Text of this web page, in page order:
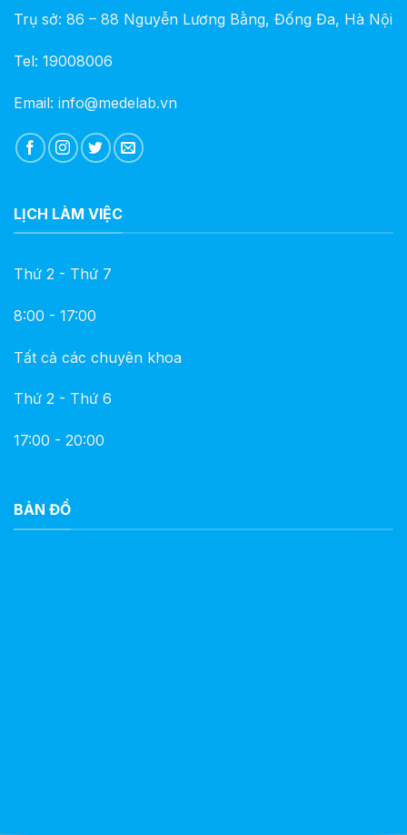
Trụ sở: 86 – 88 Nguyễn Lương Bằng, Đống Đa, Hà Nội
Tel: 19008006
Email: info@medelab.vn
LỊCH LÀM VIỆC
Thứ 2 - Thứ 7
8:00 - 17:00
Tất cả các chuyên khoa
Thứ 2 - Thứ 6
17:00 - 20:00
BẢN ĐỒ